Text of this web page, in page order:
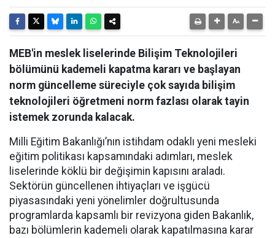
MEB'in meslek liselerinde Bilişim Teknolojileri
bölümünü kademeli kapatma kararı ve başlayan
norm güncelleme süreciyle çok sayıda bilişim
teknolojileri öğretmeni norm fazlası olarak tayin
istemek zorunda kalacak.
Milli Eğitim Bakanlığı’nın istihdam odaklı yeni mesleki
eğitim politikası kapsamındaki adımları, meslek
liselerinde köklü bir değişimin kapısını araladı.
Sektörün güncellenen ihtiyaçları ve işgücü
piyasasındaki yeni yönelimler doğrultusunda
programlarda kapsamlı bir revizyona giden Bakanlık,
bazı bölümlerin kademeli olarak kapatılmasına karar